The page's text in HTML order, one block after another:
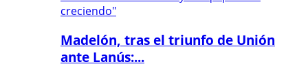
Madelón, tras el triunfo de Unión
ante Lanús:...